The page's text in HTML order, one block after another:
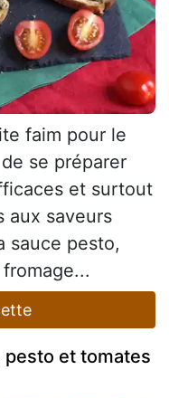
faim pour le
se préparer
et surtout
aux saveurs
sauce pesto,
et tomates